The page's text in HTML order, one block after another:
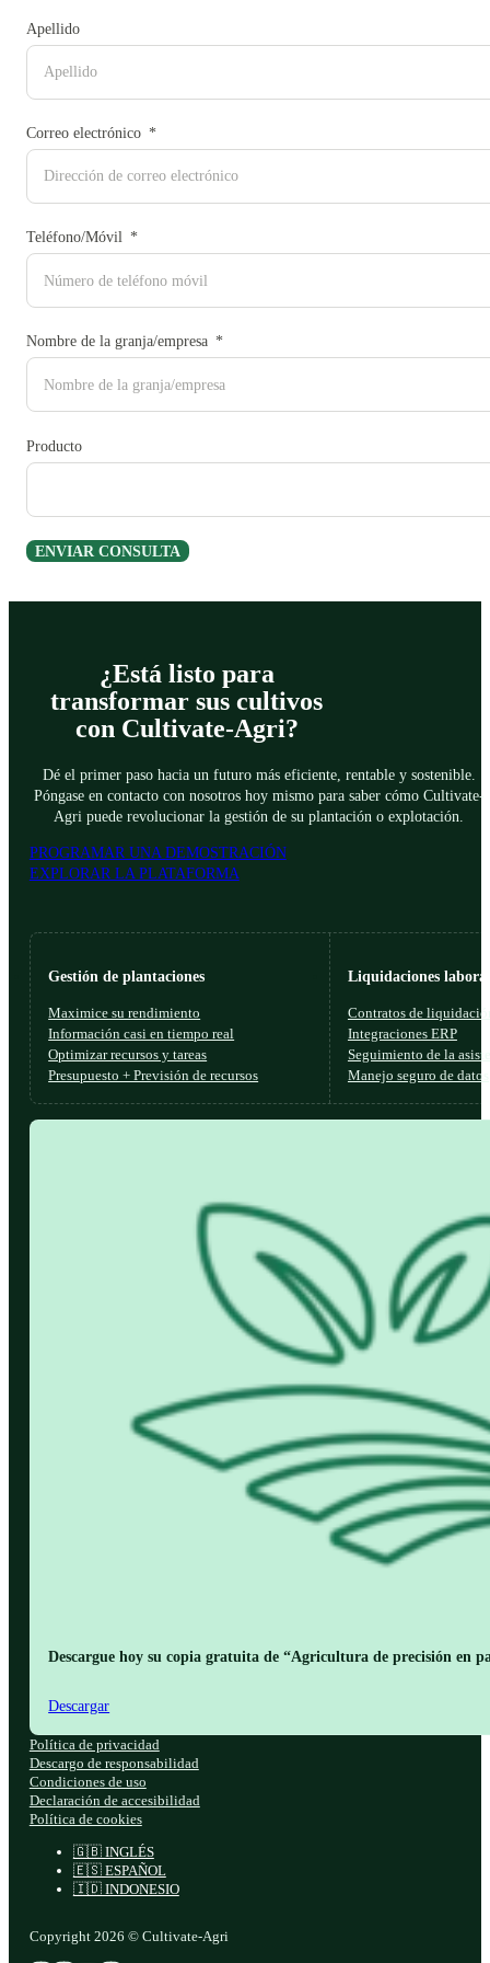
Apellido
Correo electrónico
Teléfono/Móvil
Nombre de la granja/empresa
Producto
ENVIAR CONSULTA
¿Está listo para
transformar sus cultivos
con Cultivate-Agri?
Dé el primer paso hacia un futuro más eficiente, rentable y sostenible.
Póngase en contacto con nosotros hoy mismo para saber cómo Cultivate-
Agri puede revolucionar la gestión de su plantación o explotación.
PROGRAMAR UNA DEMOSTRACIÓN
EXPLORAR LA PLATAFORMA
Gestión de plantaciones
Maximice su rendimiento
Información casi en tiempo real
Optimizar recursos y tareas
Presupuesto + Previsión de recursos
Liquidaciones
Contratos de
Integraciones ERP
Seguimiento de la
Manejo seguro de datos
Descargue hoy su copia gratuita de “Agricultura de precisión en
Descargar
Copyright 2026 © Cultivate-Agri
🇬🇧 INGLÉS
🇪🇸 ESPAÑOL
🇮🇩 INDONESIO
Política de privacidad
Descargo de responsabilidad
Condiciones de uso
Declaración de accesibilidad
Política de cookies